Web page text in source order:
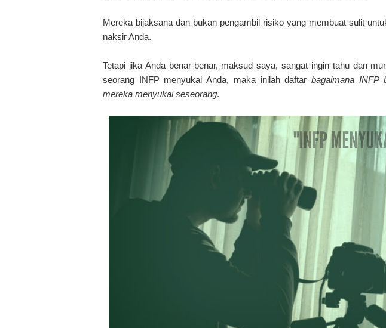
Mereka bijaksana dan bukan pengambil risiko yang membuat sulit
naksir Anda.
Tetapi jika Anda benar-benar, maksud saya, sangat ingin tahu dan
seorang INFP menyukai Anda, maka inilah daftarbagaimana INFP
mereka menyukai seseorang.